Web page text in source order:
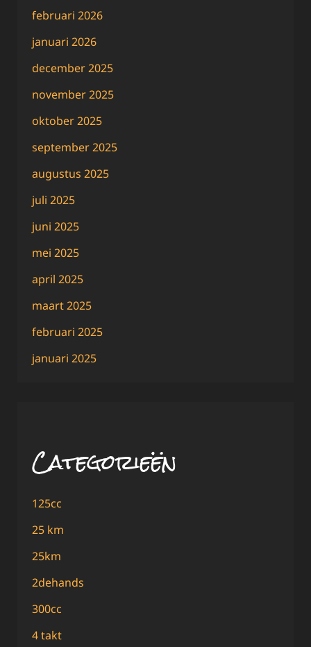
februari 2026
januari 2026
december 2025
november 2025
oktober 2025
september 2025
augustus 2025
juli 2025
juni 2025
mei 2025
april 2025
maart 2025
februari 2025
januari 2025
Categorieën
125cc
25 km
25km
2dehands
300cc
4 takt